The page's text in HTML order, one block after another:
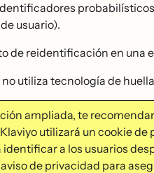
usuario).
de reidentificación en una
utiliza tecnología de
ampliada, te
utilizará un cookie
identificar a los usuarios
de privacidad para